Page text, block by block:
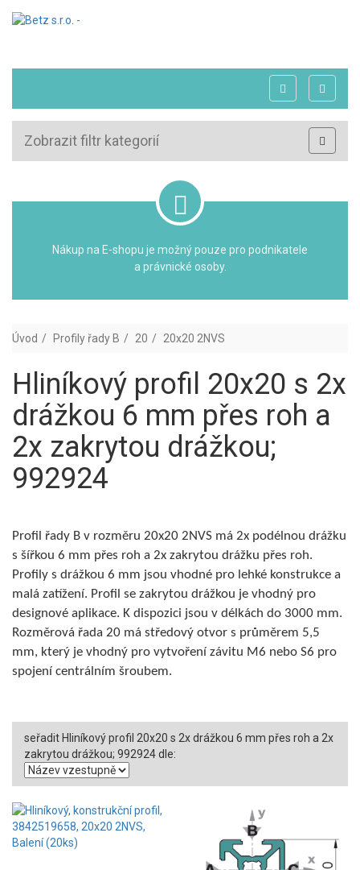
Zobrazit filtr kategorií
Nákup na E-shopu je možný pouze pro podnikatele
a právnické osoby.
Úvod Profily řady B 20 20x20 2NVS
Hliníkový profil 20x20 s 2x
drážkou 6 mm přes roh a
2x zakrytou drážkou;
992924
Profil řady B v rozměru 20x20 2NVS má 2x podélnou drážku
s šířkou 6 mm přes roh a 2x zakrytou drážku přes roh.
Profily s drážkou 6 mm jsou vhodné pro lehké konstrukce a
malá zatížení. Profil se zakrytou drážkou je vhodný pro
designové aplikace. K dispozici jsou v délkách do 3000 mm.
Rozměrová řada 20 má středový otvor s průměrem 5,5
mm, který je vhodný pro vytvoření závitu M6 nebo S6 pro
spojení centrálním šroubem.
seřadit Hliníkový profil 20x20 s 2x drážkou 6 mm přes roh a 2x
zakrytou drážkou; 992924 dle: